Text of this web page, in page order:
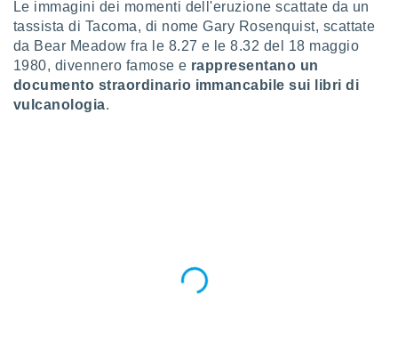
e/o
dati
la
creare
la
Le immagini dei momenti dell'eruzione scattate da un
tassista di Tacoma, di nome Gary Rosenquist, scattate
da Bear Meadow fra le 8.27 e le 8.32 del 18 maggio
1980, divennero famose e rappresentano un
documento straordinario immancabile sui libri di
vulcanologia.